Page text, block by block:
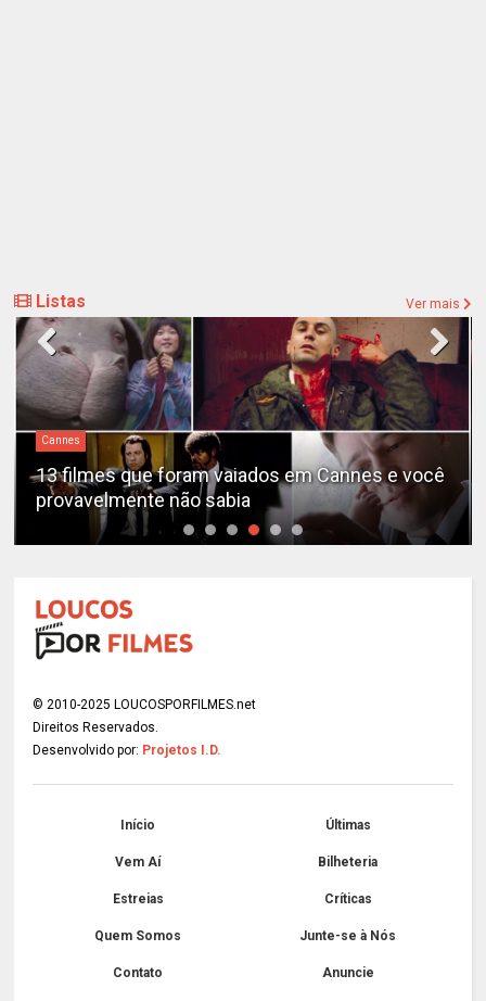
Listas Ver mais
Cannes
13 filmes que foram vaiados em Cannes e você
provavelmente não sabia
© 2010-2025 LOUCOSPORFILMES.net
Direitos Reservados.
Desenvolvido por: Projetos I.D.
Início Últimas
Vem Aí Bilheteria
Estreias Críticas
Quem Somos Junte-se à Nós
Contato Anuncie